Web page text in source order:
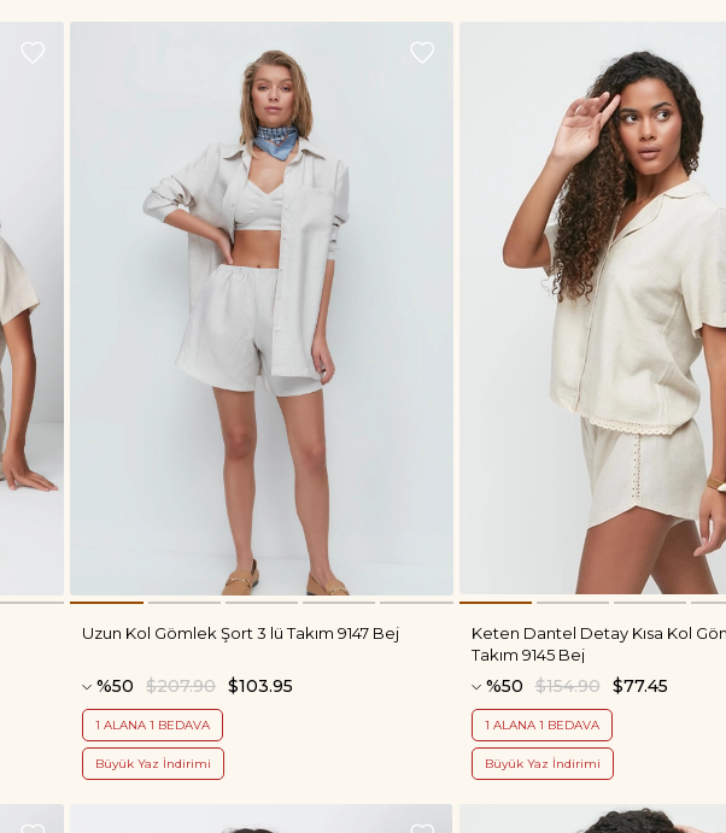
Uzun Kol Gömlek Şort 3 lü Takım 9147 Bej
%50 $103.95
$207.90
1 ALANA 1 BEDAVA
Büyük Yaz İndirimi
Keten Dantel Detay Kısa Kol
Takım 9145 Bej
%50 $77.45
$154.90
1 ALANA 1 BEDAVA
Büyük Yaz İndirimi